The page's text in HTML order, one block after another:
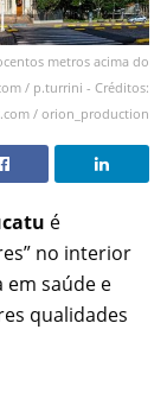
metros acima do
/ p.turrini - Créditos:
/ orion_production
é
no interior
em saúde e
qualidades